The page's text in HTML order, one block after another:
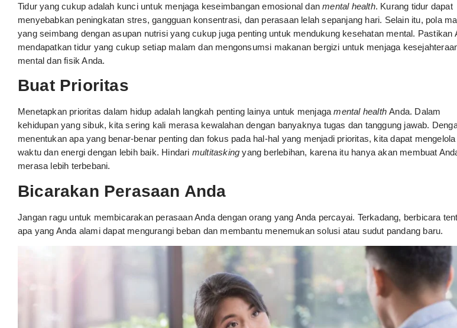
Tidur yang cukup adalah kunci untuk menjaga keseimbangan emosional danmental health. Kurang tidur dapat
menyebabkan peningkatan stres, gangguan konsentrasi, dan perasaan lelah sepanjang hari. Selain itu, pola
yang seimbang dengan asupan nutrisi yang cukup juga penting untuk mendukung kesehatan mental. Pastikan
mendapatkan tidur yang cukup setiap malam dan mengonsumsi makanan bergizi untuk menjaga
mental dan fisik Anda.
Buat Prioritas
Menetapkan prioritas dalam hidup adalah langkah penting lainya untuk menjagamental healthAnda. Dalam
kehidupan yang sibuk, kita sering kali merasa kewalahan dengan banyaknya tugas dan tanggung jawab.
menentukan apa yang benar-benar penting dan fokus pada hal-hal yang menjadi prioritas, kita dapat mengelola
waktu dan energi dengan lebih baik. Hindari multitaskingyang berlebihan, karena itu hanya akan membuat
merasa lebih terbebani.
Bicarakan Perasaan Anda
Jangan ragu untuk membicarakan perasaan Anda dengan orang yang Anda percayai. Terkadang, berbicara
apa yang Anda alami dapat mengurangi beban dan membantu menemukan solusi atau sudut pandang baru.